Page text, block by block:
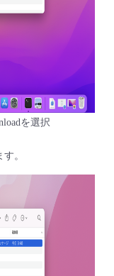
を選択
。